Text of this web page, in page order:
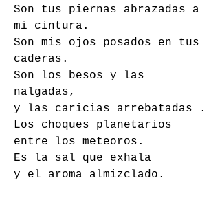
Son tus piernas abrazadas a
mi cintura.
Son mis ojos posados en tus
caderas.
Son los besos y las
nalgadas,
Los choques planetarios
entre los meteoros.
Es la sal que exhala
y el aroma almizclado.